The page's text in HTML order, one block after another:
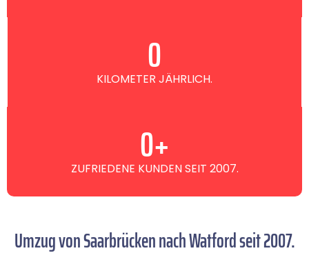
KILOMETER JÄHRLICH.
0
ZUFRIEDENE KUNDEN SEIT 2007.
0+
Umzug von Saarbrücken nach Watford seit 2007.